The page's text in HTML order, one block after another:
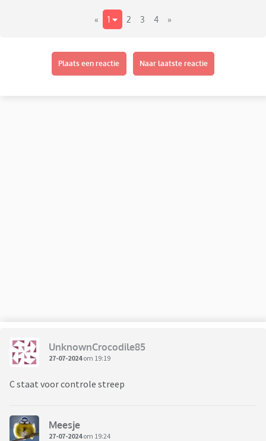
« 1 2 3 4 »
Plaats een reactie Naar laatste reactie
UnknownCrocodile85
27-07-2024om 19:19
C staat voor controle streep
Meesje
27-07-2024om 19:24